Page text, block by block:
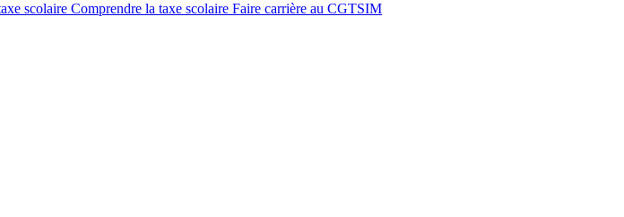
scolaire Comprendre la taxe scolaire Faire carrière au CGTSIM